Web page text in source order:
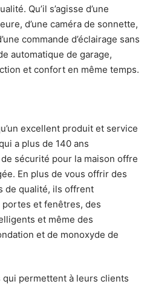
Qu’il s’agisse d’une
d’une caméra de sonnette,
commande d’éclairage sans
automatique de garage,
et confort en même temps.
excellent produit et service
a plus de 140 ans
sécurité pour la maison offre
En plus de vous offrir des
de qualité, ils offrent
et fenêtres, des
et même des
et de monoxyde de
permettent à leurs clients